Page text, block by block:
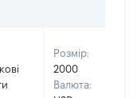
Розмір:
2000
Валюта: